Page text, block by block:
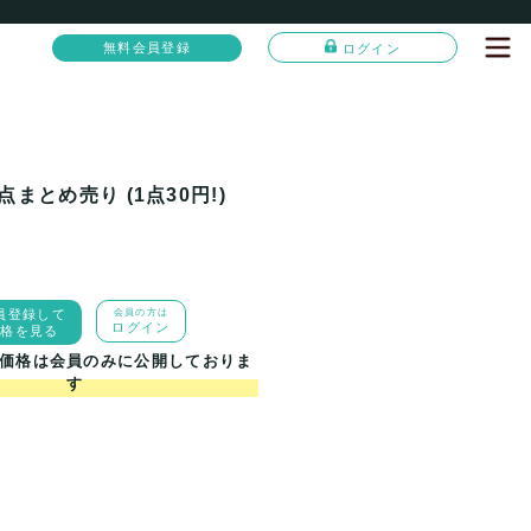
無料会員登録 ログイン
まとめ売り (1点30円!)
登録して
を見る
会員の方は
ログイン
格は会員のみに公開しておりま
す